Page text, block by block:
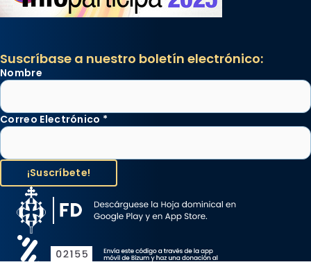
Suscríbase a nuestro boletín electrónico:
Nombre
Correo Electrónico *